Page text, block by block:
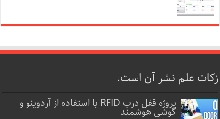
زکات علم نشر آن است.
پروژه قفل‌ درب RFID با استفاده از آردوینو و
گوشی هوشمند